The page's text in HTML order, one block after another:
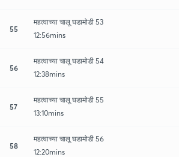
55
महत्वाच्या चालू घडामोडी 53
12:56mins
56
महत्वाच्या चालू घडामोडी 54
12:38mins
57
महत्वाच्या चालू घडामोडी 55
13:10mins
58
महत्वाच्या चालू घडामोडी 56
12:20mins